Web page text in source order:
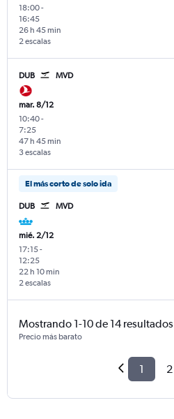
18:00-
16:45
2 escalas
26 h 45 min
DUB MVD
mar. 8/12
10:40-
7:25
3 escalas
47 h 45 min
El más corto de solo ida
DUB MVD
mié. 2/12
17:15-
12:25
2 escalas
22 h 10 min
Mostrando 1-10 de 14 resultados
Precio más barato
1 2